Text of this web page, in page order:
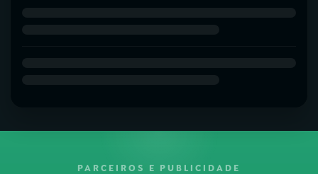
PARCEIROS E PUBLICIDADE